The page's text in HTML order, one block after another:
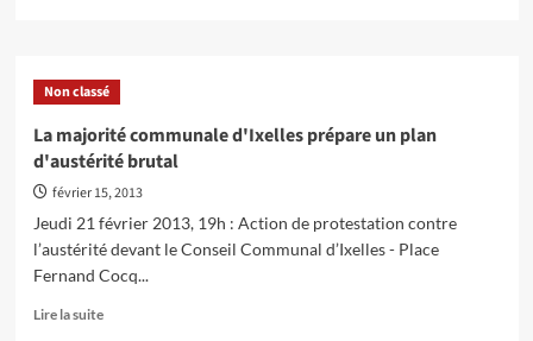
Action
de
à
Ixelles
contre
budget
communal
d'austérité
Non classé
La majorité communale d'Ixelles prépare un plan
d'austérité brutal
février 15, 2013
Jeudi 21 février 2013, 19h : Action de protestation contre
l’austérité devant le Conseil Communal d’Ixelles - Place
Fernand Cocq...
Lire la suiteEn